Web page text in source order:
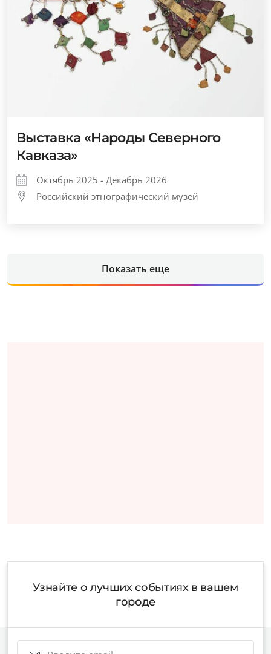
Выставка «Народы Северного
Кавказа»
Октябрь 2025 - Декабрь 2026
Российский этнографический музей
Показать еще
Узнайте о лучших событиях в вашем
городе